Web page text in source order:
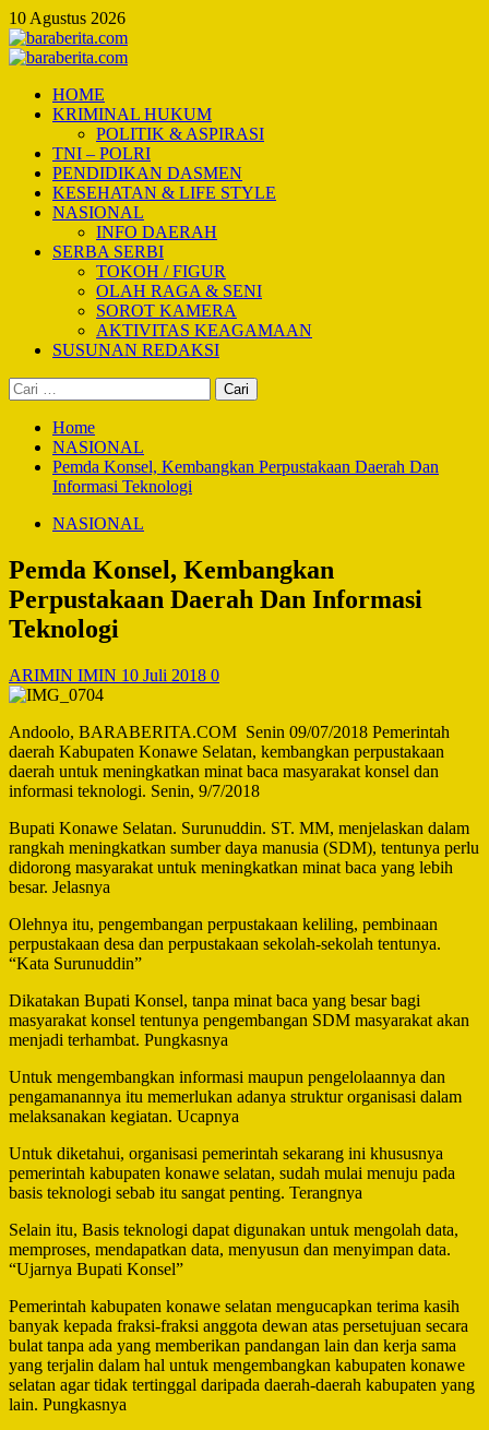
Skip
to
content
10 Agustus 2026
Primary
HOME
KRIMINAL HUKUM
POLITIK & ASPIRASI
TNI – POLRI
PENDIDIKAN DASMEN
KESEHATAN & LIFE STYLE
NASIONAL
INFO DAERAH
SERBA SERBI
TOKOH / FIGUR
OLAH RAGA & SENI
SOROT KAMERA
AKTIVITAS KEAGAMAAN
SUSUNAN REDAKSI
Cari
untuk:
Home
NASIONAL
Pemda Konsel, Kembangkan Perpustakaan Daerah Dan
Informasi Teknologi
NASIONAL
Pemda Konsel, Kembangkan
Perpustakaan Daerah Dan Informasi
Teknologi
ARIMIN IMIN 10 Juli 2018 0
Andoolo, BARABERITA.COM Senin 09/07/2018 Pemerintah
daerah Kabupaten Konawe Selatan, kembangkan perpustakaan
daerah untuk meningkatkan minat baca masyarakat konsel dan
informasi teknologi. Senin, 9/7/2018
Bupati Konawe Selatan. Surunuddin. ST. MM, menjelaskan dalam
rangkah meningkatkan sumber daya manusia (SDM), tentunya perlu
didorong masyarakat untuk meningkatkan minat baca yang lebih
besar. Jelasnya
Olehnya itu, pengembangan perpustakaan keliling, pembinaan
perpustakaan desa dan perpustakaan sekolah-sekolah tentunya.
“Kata Surunuddin”
Dikatakan Bupati Konsel, tanpa minat baca yang besar bagi
masyarakat konsel tentunya pengembangan SDM masyarakat akan
menjadi terhambat. Pungkasnya
Untuk mengembangkan informasi maupun pengelolaannya dan
pengamanannya itu memerlukan adanya struktur organisasi dalam
melaksanakan kegiatan. Ucapnya
Untuk diketahui, organisasi pemerintah sekarang ini khususnya
pemerintah kabupaten konawe selatan, sudah mulai menuju pada
basis teknologi sebab itu sangat penting. Terangnya
Selain itu, Basis teknologi dapat digunakan untuk mengolah data,
memproses, mendapatkan data, menyusun dan menyimpan data.
“Ujarnya Bupati Konsel”
Pemerintah kabupaten konawe selatan mengucapkan terima kasih
banyak kepada fraksi-fraksi anggota dewan atas persetujuan secara
bulat tanpa ada yang memberikan pandangan lain dan kerja sama
yang terjalin dalam hal untuk mengembangkan kabupaten konawe
selatan agar tidak tertinggal daripada daerah-daerah kabupaten yang
lain. Pungkasnya